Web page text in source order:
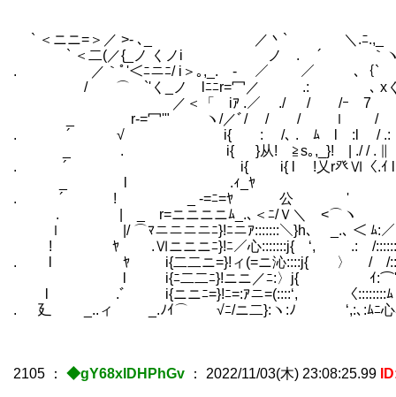
` ＜ニニ=＞／ >- ､_ ／丶` ＼.ﾆ
` ＜二(／{_ノ くノi ノ . ´ ｀ヽ
. ／｀ﾟ'＜ﾆニﾆ/ i＞｡,_. - ／ ／
/ ⌒ `'く_ノ lﾆﾆr=冖／ .: ､ xく⌒
／＜「 iｱ .／ ./ / /ｰ 7 :.
_ r‐=冖'" ヽ/／ﾞ/ / / ｌ / }! :.
. ´ √ i{ : /､ . ﾑ l :l / .: ∥ l
_ . i{ }从! ≧s｡,_}! | ./ / . ∥ |l ＼
. ´ i{ i{ l !乂r癶Ⅵ〈.ｲ l ＿
_ l .ｨ_ﾔ ィ弋rナ¨ﾌ ! V/{ ＞｡,
. ´ ! _ -=ﾆ=ﾔ 公 ' / N
. | _ r=ニニニニﾑ_.､＜ﾆ/
ｌ |/ ⌒ﾏニニニニﾆ}!ﾆニｱ:::::::＼}h､ _.､
! ﾔ .Ⅵニニニﾆ}!ﾆ／心:::::::j{ ‘, .: /
. l ﾔ i{二二ニ=}!ィ(=ニ沁::::j{ 〉 / /:::::::::!ﾆ
l i{ﾆ二二ﾆ}!ニニ／ﾆ:〉j{ ｲ:⌒',::::|ニニ/
l .ﾞ i{ニニﾆ=}!ﾆ=:ｱニ=(::::‘, 〈::::::::ﾑヽ::!
. 廴 _..ィ _.ﾉｲ⌒ √ﾆ/ニ二}:ヽ:ﾉ ‘,:､:ﾑﾆ心
2105 ： ◆gY68xIDHPhGv ： 2022/11/03(木) 23:08:25.99